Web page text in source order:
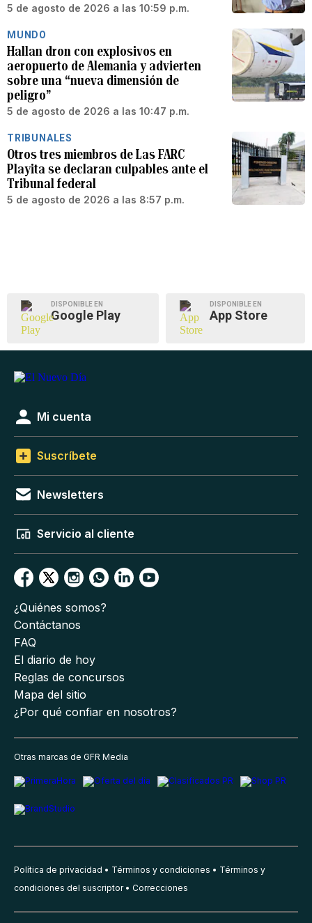
5 de agosto de 2026 a las 10:59 p.m.
MUNDO
Hallan dron con explosivos en
aeropuerto de Alemania y advierten
sobre una “nueva dimensión de
peligro”
5 de agosto de 2026 a las 10:47 p.m.
TRIBUNALES
Otros tres miembros de Las FARC
Playita se declaran culpables ante el
Tribunal federal
5 de agosto de 2026 a las 8:57 p.m.
DISPONIBLE EN
Google Play
DISPONIBLE EN
App Store
Mi cuenta
Suscríbete
Newsletters
Servicio al cliente
¿Quiénes somos?
Contáctanos
FAQ
El diario de hoy
Reglas de concursos
Mapa del sitio
¿Por qué confiar en nosotros?
Otras marcas de GFR Media
Política de privacidad Términos y condiciones
Términos y
condiciones del suscriptor
Correcciones